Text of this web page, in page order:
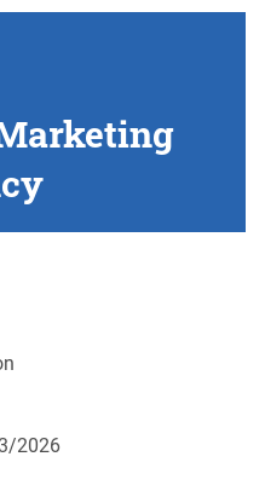
2026